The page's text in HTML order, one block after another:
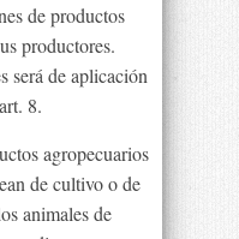
de productos
productores.
será de aplicación
8.
agropecuarios
de cultivo o de
animales de